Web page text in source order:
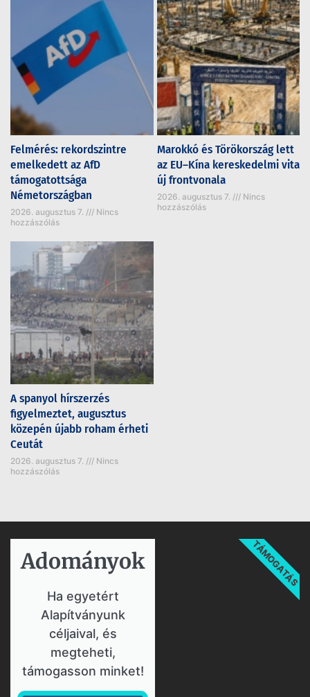
Felmérés: rekordszintre
emelkedett az AfD
támogatottsága
Németországban
2026. augusztus 7.
Nincs
hozzászólás
Marokkó és Törökország lett
az EU–Kína kereskedelmi vita
új frontvonala
2026. augusztus 7.
Nincs
hozzászólás
A spanyol hírszerzés
figyelmeztet, augusztus
közepén újabb roham érheti
Ceutát
2026. augusztus 7.
Nincs
hozzászólás
Adományok​
Ha egyetért
Alapítványunk
céljaival, és
megteheti,
támogasson minket!
TÁMOGATÁS